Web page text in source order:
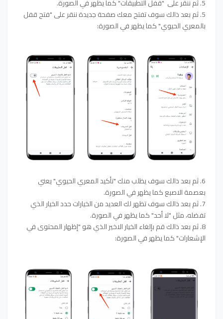
5. ثم ننقر على "قفل التطبيقات" كما يظهر في الصورة.
5. ثم بعد ذالك سوف تفتح معك صفحة جديدة ننقر على "فتح قفل
بالمعري الحيوي" كما يظهر في الصورة:
6. ثم بعد ذالك سوف يظلب منك "تأكيد المعري الحيوي" يعني
بعصمة الاصبع كما يظهر في الصورة.
7. ثم بعد ذالك سوف تظهر لك العديد من الخيارات حدد الخيار الذي
تفضله، مثل "لا أحد" كما يظهر في الصورة.
8. ثم بعد ذالك قم بإلغاء الخيار الاخير الذي هو "إظهار المحتوى في
الإشعارات" كما يظهر في الصورة: